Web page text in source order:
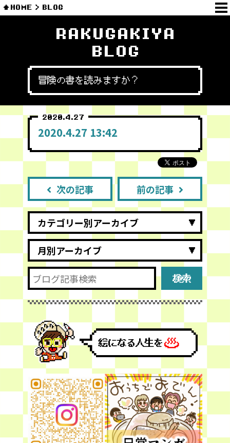
HOME BLOG
RAKUGAKIYA
BLOG
冒険の書を読みますか？
2020.4.27
2020.4.27 13:42
次の記事 前の記事